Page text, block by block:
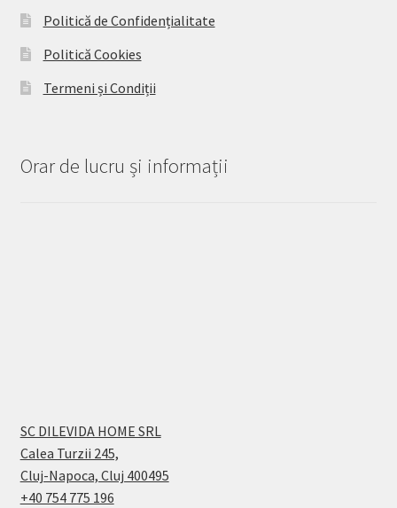
Politică de Confidențialitate
Politică Cookies
Termeni și Condiții
Orar de lucru și informații
SC DILEVIDA HOME SRL
Calea Turzii 245,
Cluj-Napoca, Cluj 400495
+40 754 775 196